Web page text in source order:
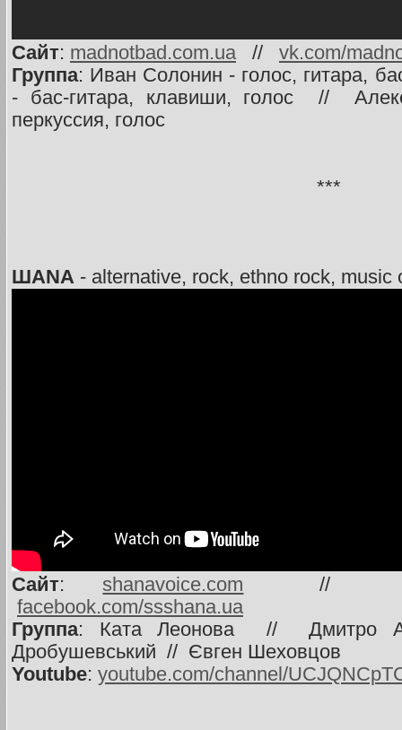
Сайт: madnotbad.com.ua// vk.com/
Группа: Иван Солонин - голос, гитара,
- бас-гитара, клавиши, голос //
перкуссия, голос
***
ШАNA - alternative, rock, ethno rock, music
Сайт:shanavoice.com
facebook.com/ssshana.ua
Группа: Ката Леонова // Дмитро
Дробушевський // Євген Шеховцов
Youtube: youtube.com/channel/